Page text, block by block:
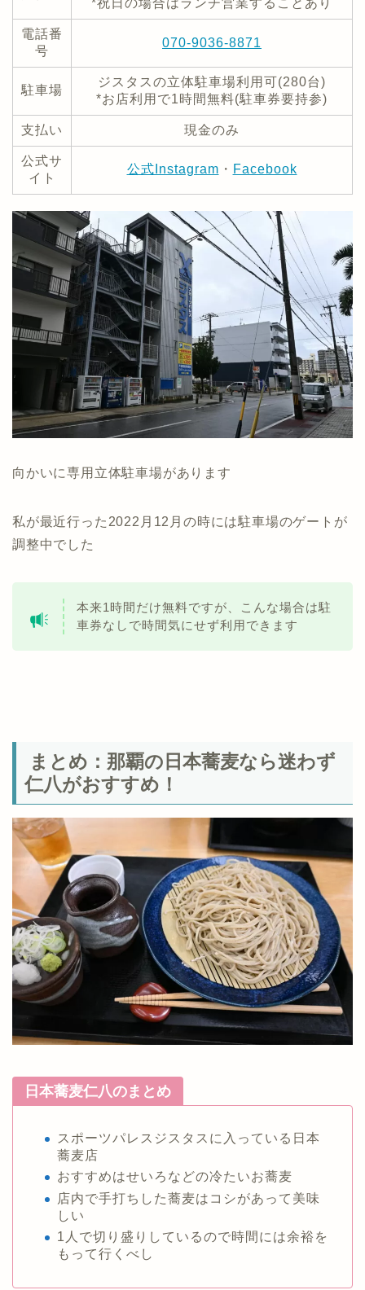
*祝日の場合はランチ営業することあり
電話番
号
070-9036-8871
駐車場
ジスタスの立体駐車場利用可(280台)
*お店利用で1時間無料(駐車券要持参)
支払い 現金のみ
公式サ
イト
公式Instagram ・ Facebook
向かいに専用立体駐車場があります
私が最近行った2022月12月の時には駐車場のゲートが
調整中でした
本来1時間だけ無料ですが、こんな場合は駐
車券なしで時間気にせず利用できます
まとめ：那覇の日本蕎麦なら迷わず
仁八がおすすめ！
日本蕎麦仁八のまとめ
スポーツパレスジスタスに入っている日本
蕎麦店
おすすめはせいろなどの冷たいお蕎麦
店内で手打ちした蕎麦はコシがあって美味
しい
1人で切り盛りしているので時間には余裕を
もって行くべし